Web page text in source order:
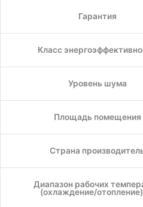
Гарантия
Класс
Уровень шума
Площадь помещения
Страна
Диапазон рабочих
(охлаждение/отопление)